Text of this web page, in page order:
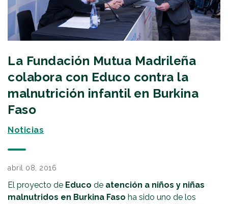
La Fundación Mutua Madrileña
colabora con Educo contra la
malnutrición infantil en Burkina
Faso
Noticias
abril 08, 2016
El proyecto de Educo de atención a niños y niñas
malnutridos en Burkina Faso ha sido uno de los